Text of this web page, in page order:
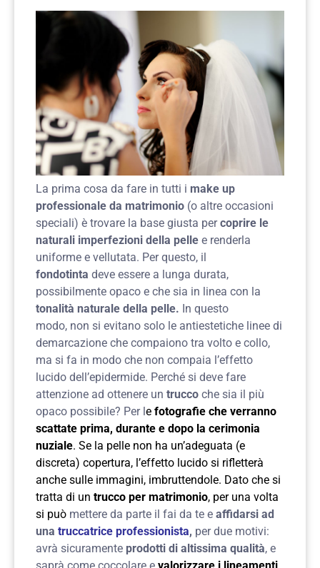
La prima cosa da fare in tutti i make up
professionale da matrimonio (o altre occasioni
speciali) è trovare la base giusta percoprire le
naturali imperfezioni della pelle e renderla
uniforme e vellutata. Per questo, il
fondotinta deve essere a lunga durata,
possibilmente opaco e che sia in linea con la
tonalità naturale della pelle. In questo
modo, non si evitano solo le antiestetiche linee di
demarcazione che compaiono tra volto e collo,
ma si fa in modo che non compaia l’effetto
lucido dell’epidermide. Perché si deve fare
attenzione ad ottenere un trucco che sia il più
opaco possibile? Per l e fotografie che verranno
scattate prima, durante e dopo la cerimonia
nuziale. Se la pelle non ha un’adeguata (e
discreta) copertura, l’effetto lucido si rifletterà
anche sulle immagini, imbruttendole. Dato che si
tratta di un trucco per matrimonio, per una volta
si può mettere da parte il fai da te e affidarsi ad
una truccatrice professionista, per due motivi:
avrà sicuramente prodotti di altissima qualità, e